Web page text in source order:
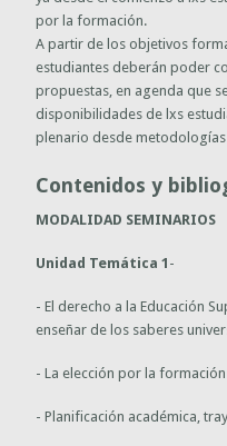
por la formación.
A partir de los objetivos
estudiantes deberán poder
propuestas, en agenda que
disponibilidades de lxs
plenario desde
Contenidos y
MODALIDAD SEMINARIOS
Unidad Temática 1 -
- El derecho a la Educación
enseñar de los saberes
- La elección por la
- Planificación académica,